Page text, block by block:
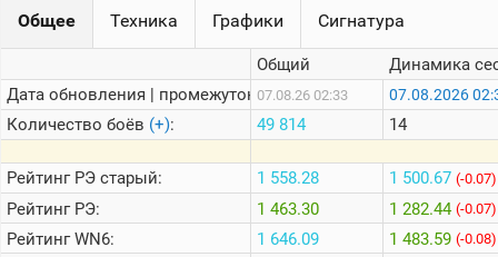
Онлайн
Цветовая
шкала
Теlegram
ВК
Общее Техника Графики Сигнатура
Дата обновления | промежуток:
Количество боёв (+):
РейтингРЭ старый:
РейтингРЭ:
РейтингWN6:
Общий
07.08.26 02:33
49 814
1 558.28
1 463.30
1 646.09
Динамика
07.08.2026
14
1 500.67 (-0.07)
1 282.44 (-0.07)
1 483.59 (-0.08)